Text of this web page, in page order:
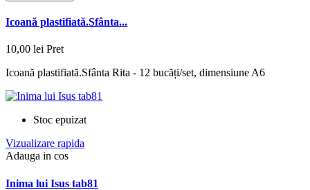
Icoană plastifiată.Sfânta...
10,00 lei Pret
Icoană plastifiată.Sfânta Rita - 12 bucăți/set, dimensiune A6
Stoc epuizat
Vizualizare rapida
Adauga in cos
Inima lui Isus tab81